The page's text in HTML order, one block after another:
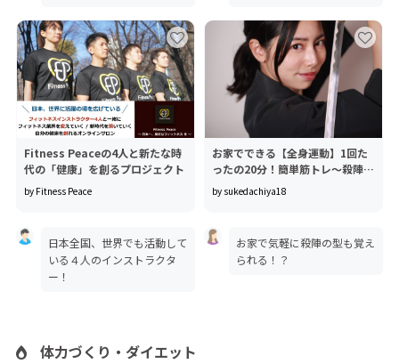
Fitness Peaceの4人と新たな時
代の「健康」を創るプロジェクト
by Fitness Peace
日本全国、世界でも活動して
いる４人のインストラクタ
ー！
お家でできる【全身運動】1回た
ったの20分！簡単筋トレ～殺陣エ
クササイズサロン～
by sukedachiya18
お家で気軽に殺陣の型も覚え
られる！？
体力づくり・ダイエット